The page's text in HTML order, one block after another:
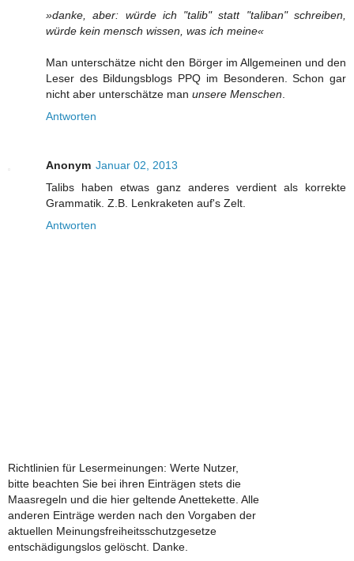
»danke, aber: würde ich "talib" statt "taliban" schreiben,
würde kein mensch wissen, was ich meine«
Man unterschätze nicht den Börger im Allgemeinen und den
Leser des Bildungsblogs PPQ im Besonderen. Schon gar
nicht aber unterschätze man unsere Menschen
Antworten
Anonym Januar 02, 2013
Talibs haben etwas ganz anderes verdient als korrekte
Grammatik. Z.B. Lenkraketen auf's Zelt.
Antworten
Richtlinien für Lesermeinungen: Werte Nutzer,
bitte beachten Sie bei ihren Einträgen stets die
Maasregeln und die hier geltende Anettekette. Alle
anderen Einträge werden nach den Vorgaben der
aktuellen Meinungsfreiheitsschutzgesetze
entschädigungslos gelöscht. Danke.